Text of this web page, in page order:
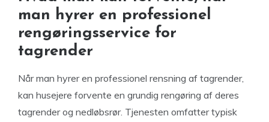
man hyrer en professionel
rengøringsservice for
tagrender
Når man hyrer en professionel rensning af tagrender,
kan husejere forvente en grundig rengøring af deres
tagrender og nedløbsrør. Tjenesten omfatter typisk